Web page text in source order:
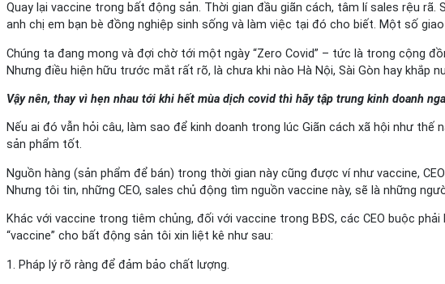
Quay lại vaccine trong bất động sản. Thời gian đầu giãn cách, tâm lí sales rệu
anh chị em bạn bè đồng nghiệp sinh sống và làm việc tại đó cho biết. Một số
Chúng ta đang mong và đợi chờ tới một ngày “Zero Covid” – tức là trong cộng
Nhưng điều hiện hữu trước mắt rất rõ, là chưa khi nào Hà Nội, Sài Gòn hay khắp
Vậy nên, thay vì hẹn nhau tới khi hết mùa dịch covid thì hãy tập trung kinh doanh
Nếu ai đó vẫn hỏi câu, làm sao để kinh doanh trong lúc Giãn cách xã hội như thế
sản phẩm tốt.
Nguồn hàng (sản phẩm để bán) trong thời gian này cũng được ví như vaccine,
Nhưng tôi tin, những CEO, sales chủ động tìm nguồn vaccine này, sẽ là những
Khác với vaccine trong tiêm chủng, đối với vaccine trong BĐS, các CEO buộc
“vaccine” cho bất động sản tôi xin liệt kê như sau:
1. Pháp lý rõ ràng để đảm bảo chất lượng.